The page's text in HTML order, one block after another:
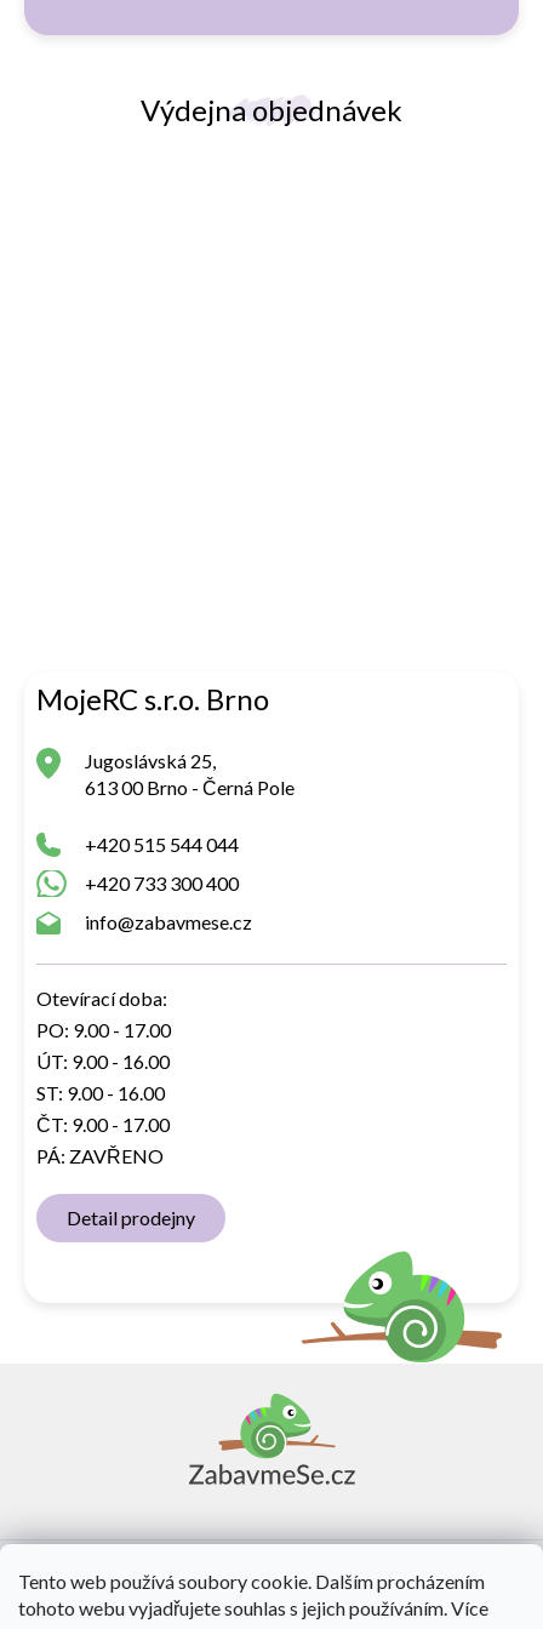
Tento web používá soubory cookie. Dalším procházením
tohoto webu vyjadřujete souhlas s jejich používáním. Více
Výdejna objednávek
MojeRC s.r.o. Brno
Jugoslávská 25,
613 00 Brno - Černá Pole
+420 515 544 044
+420 733 300 400
info@zabavmese.cz
Otevírací doba:
PO: 9.00 - 17.00
ÚT: 9.00 - 16.00
ST: 9.00 - 16.00
ČT: 9.00 - 17.00
PÁ: ZAVŘENO
Detail prodejny
O nás